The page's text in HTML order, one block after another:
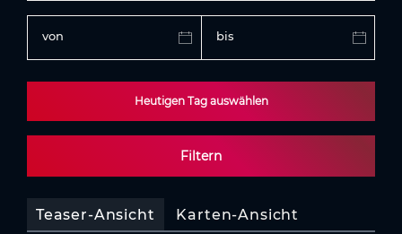
von bis
Heutigen Tag auswählen
Filtern
Teaser-Ansicht Karten-Ansicht